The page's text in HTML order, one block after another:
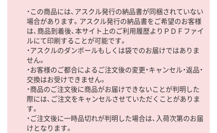
・この商品には、アスクル発行の納品書が同梱されていない
場合があります。アスクル発行の納品書をご希望のお客様
は、商品到着後、本サイト上のご利用履歴よりＰＤＦファイ
ルにて印刷することが可能です。
・アスクルのダンボールもしくは袋でのお届けではありま
せん。
・お客様のご都合によるご注文後の変更・キャンセル・返品・
交換はお受けできません。
・商品のご注文後に商品がお届けできないことが判明した
際には、ご注文をキャンセルさせていただくことがありま
す。
・ご注文後に一時品切れが判明した場合は、入荷次第のお届
けとなります。